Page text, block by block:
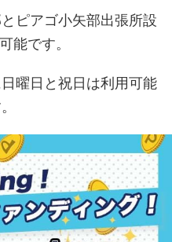
ピアゴ小矢部出張所設
能です。
曜日と祝日は利用可能